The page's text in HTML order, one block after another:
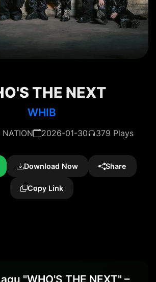
THE NEXT
WHIB
2026-01-30 379 Plays
Download Now Share
Copy Link
"WHO'S THE NEXT" –